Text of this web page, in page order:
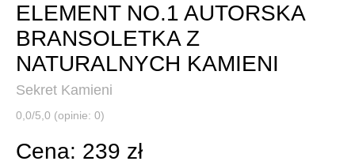
ELEMENT NO.1 AUTORSKA
BRANSOLETKA Z
NATURALNYCH KAMIENI
Sekret Kamieni
0,0/5,0 (opinie: 0)
Cena: 239 zł